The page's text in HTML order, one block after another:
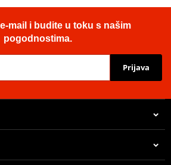
for workshops)
mail i budite u toku s našim
pogodnostima.
Prijava